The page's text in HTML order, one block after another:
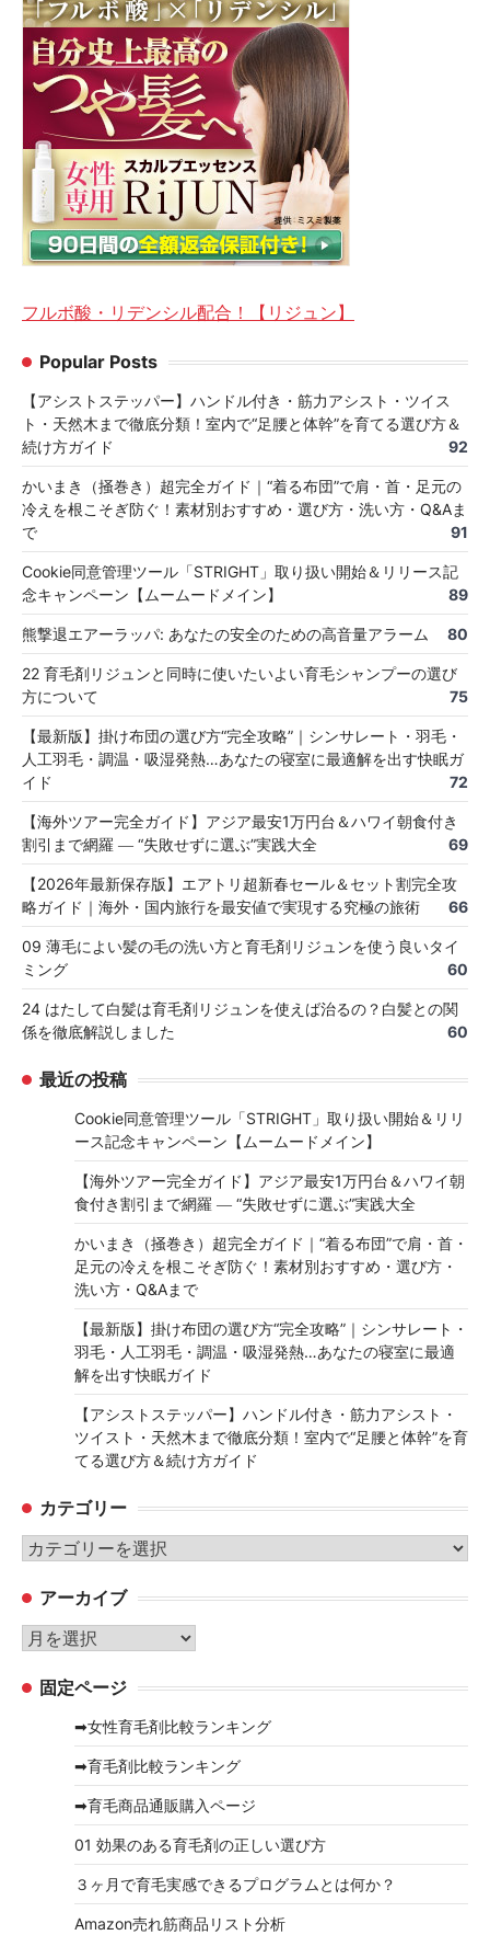
フルボ酸・リデンシル配合！【リジュン】
Popular Posts
【アシストステッパー】ハンドル付き・筋力アシスト・ツイス
ト・天然木まで徹底分類！室内で“足腰と体幹”を育てる選び方＆
続け方ガイド
92
かいまき（掻巻き）超完全ガイド｜“着る布団”で肩・首・足元の
冷えを根こそぎ防ぐ！素材別おすすめ・選び方・洗い方・Q&Aま
で
91
Cookie同意管理ツール「STRIGHT」取り扱い開始＆リリース記
念キャンペーン【ムームードメイン】
89
熊撃退エアーラッパ: あなたの安全のための高音量アラーム 80
22 育毛剤リジュンと同時に使いたいよい育毛シャンプーの選び
方について
75
【最新版】掛け布団の選び方“完全攻略”｜シンサレート・羽毛・
人工羽毛・調温・吸湿発熱…あなたの寝室に最適解を出す快眠ガ
イド
72
【海外ツアー完全ガイド】アジア最安1万円台＆ハワイ朝食付き
割引まで網羅 ― “失敗せずに選ぶ”実践大全
69
【2026年最新保存版】エアトリ超新春セール＆セット割完全攻
略ガイド｜海外・国内旅行を最安値で実現する究極の旅術
66
09 薄毛によい髪の毛の洗い方と育毛剤リジュンを使う良いタイ
ミング
60
24 はたして白髪は育毛剤リジュンを使えば治るの？白髪との関
係を徹底解説しました
60
最近の投稿
Cookie同意管理ツール「STRIGHT」取り扱い開始＆リリ
ース記念キャンペーン【ムームードメイン】
【海外ツアー完全ガイド】アジア最安1万円台＆ハワイ朝
食付き割引まで網羅 ― “失敗せずに選ぶ”実践大全
かいまき（掻巻き）超完全ガイド｜“着る布団”で肩・首・
足元の冷えを根こそぎ防ぐ！素材別おすすめ・選び方・
洗い方・Q&Aまで
【最新版】掛け布団の選び方“完全攻略”｜シンサレート・
羽毛・人工羽毛・調温・吸湿発熱…あなたの寝室に最適
解を出す快眠ガイド
【アシストステッパー】ハンドル付き・筋力アシスト・
ツイスト・天然木まで徹底分類！室内で“足腰と体幹”を育
てる選び方＆続け方ガイド
カテゴリー
カ
ゴ
リ
ー
アーカイブ
ア
カ 固定ページ
➡女性育毛剤比較ランキング
➡育毛剤比較ランキング
➡育毛商品通販購入ページ
01 効果のある育毛剤の正しい選び方
３ヶ月で育毛実感できるプログラムとは何か？
Amazon売れ筋商品リスト分析